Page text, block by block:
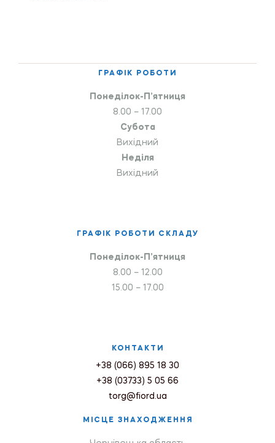
ГРАФІК РОБОТИ
Понеділок-П’ятниця
8.00 – 17.00
Субота
Вихідний
Неділя
Вихідний
ГРАФІК РОБОТИ СКЛАДУ
Понеділок-П’ятниця
8.00 – 12.00
15.00 – 17.00
КОНТАКТИ
+38 (066) 895 18 30
+38 (03733) 5 05 66
torg@fiord.ua
МІСЦЕ ЗНАХОДЖЕННЯ